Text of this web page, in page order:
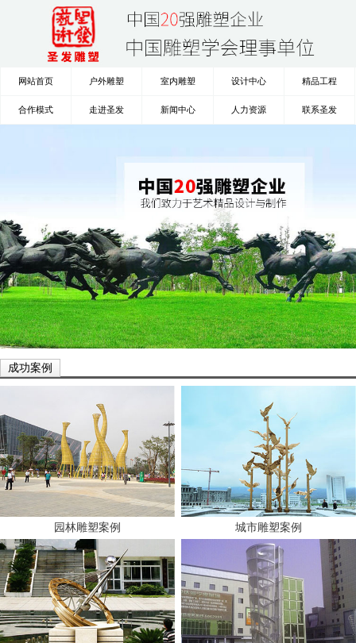
网站首页 户外雕塑 室内雕塑 设计中心 精品工程
合作模式 走进圣发 新闻中心 人力资源 联系圣发
成功案例
园林雕塑案例 城市雕塑案例